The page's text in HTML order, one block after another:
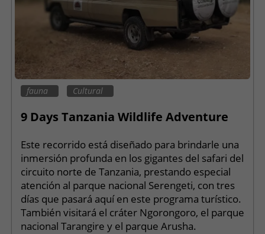
fauna Cultural
9 Days Tanzania Wildlife Adventure
Este recorrido está diseñado para brindarle una
inmersión profunda en los gigantes del safari del
circuito norte de Tanzania, prestando especial
atención al parque nacional Serengeti, con tres
días que pasará aquí en este programa turístico.
También visitará el cráter Ngorongoro, el parque
nacional Tarangire y el parque Arusha.